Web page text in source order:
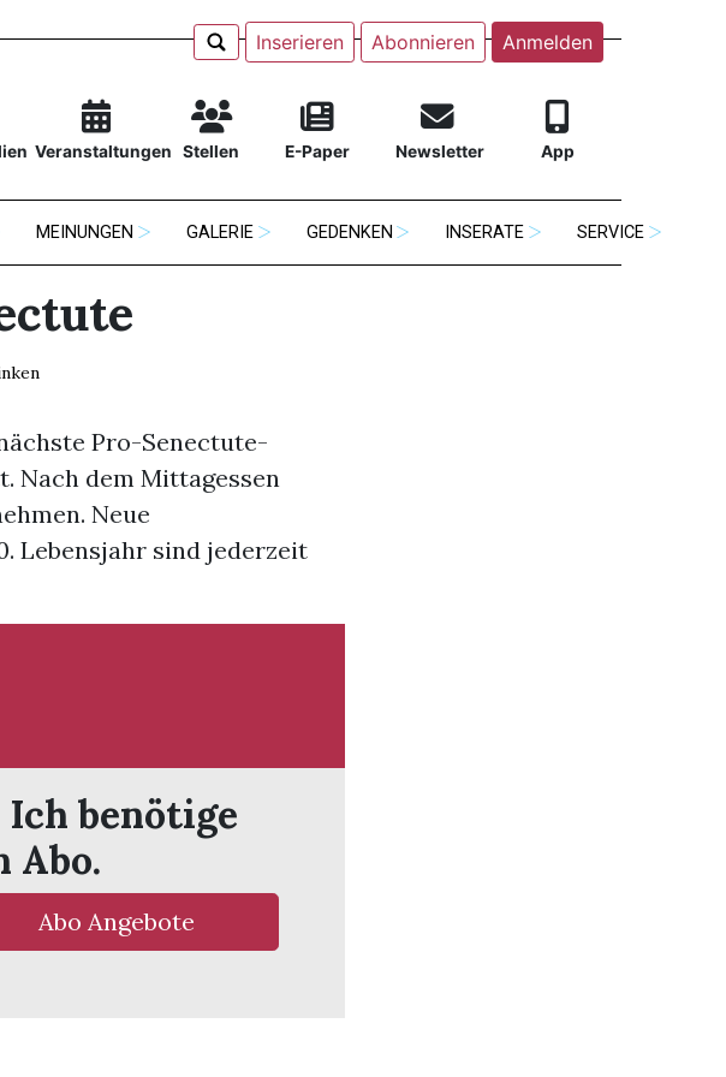
Inserieren Abonnieren Anmelden
Veranstaltungen Stellen E-Paper Newsletter App
MEINUNGEN GALERIE GEDENKEN INSERATE SERVICE
Pro-Senectute-
Nach dem Mittagessen
Neue
Lebensjahr sind jederzeit
Ich benötige
Abo.
Abo Angebote